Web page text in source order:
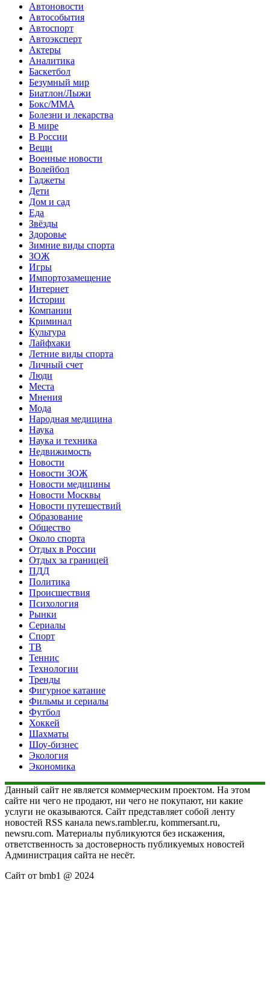
Автоновости
Автособытия
Автоспорт
Автоэксперт
Актеры
Аналитика
Баскетбол
Безумный мир
Биатлон/Лыжи
Бокс/MMA
Болезни и лекарства
В мире
В России
Вещи
Военные новости
Волейбол
Гаджеты
Дети
Дом и сад
Еда
Звёзды
Здоровье
Зимние виды спорта
ЗОЖ
Игры
Импортозамещение
Интернет
Истории
Компании
Криминал
Культура
Лайфхаки
Летние виды спорта
Личный счет
Люди
Места
Мнения
Мода
Народная медицина
Наука
Наука и техника
Недвижимость
Новости
Новости ЗОЖ
Новости медицины
Новости Москвы
Новости путешествий
Образование
Общество
Около спорта
Отдых в России
Отдых за границей
ПДД
Политика
Происшествия
Психология
Рынки
Сериалы
Спорт
ТВ
Теннис
Технологии
Тренды
Фигурное катание
Фильмы и сериалы
Футбол
Хоккей
Шахматы
Шоу-бизнес
Экология
Экономика
Данный сайт не является коммерческим проектом. На этом
сайте ни чего не продают, ни чего не покупают, ни какие
услуги не оказываются. Сайт представляет собой ленту
новостей RSS канала news.rambler.ru, kommersant.ru,
newsru.com. Материалы публикуются без искажения,
ответственность за достоверность публикуемых новостей
Администрация сайта не несёт.
Сайт от bmb1 @ 2024